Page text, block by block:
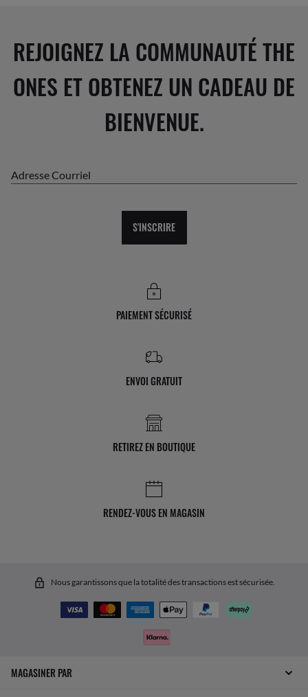
REJOIGNEZ LA COMMUNAUTÉ THE
ONES ET OBTENEZ UN CADEAU DE
BIENVENUE.
Adresse Courriel
S'INSCRIRE
PAIEMENT SÉCURISÉ
ENVOI GRATUIT
RETIREZ EN BOUTIQUE
RENDEZ-VOUS EN MAGASIN
Nous garantissons que la totalité des transactions est sécurisée.
MAGASINER PAR